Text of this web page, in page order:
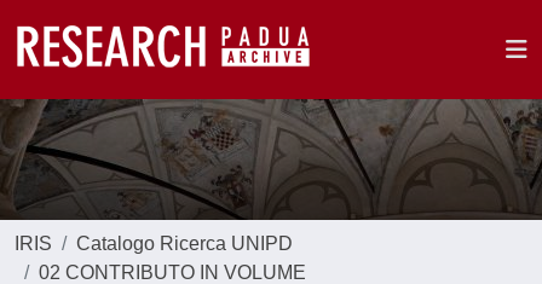
IRIS
Catalogo Ricerca UNIPD
02 CONTRIBUTO IN VOLUME